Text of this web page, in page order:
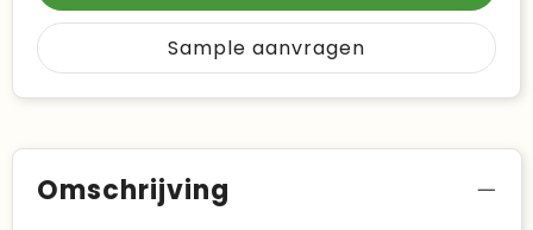
Sample aanvragen
Omschrijving